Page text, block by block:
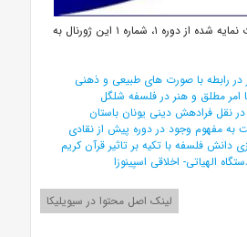
لیست و عناوین مقالات نمایه شده از دوره ۱، شماره ۱ این ژورنال به
رابطه با صورت های طبیعی و ذهنی
امر مطلق و هنر در فلسفه شلگل
نقل فرادهش دینی یونان باستان
به مفهوم وجود در دوره پیش از نقادی
دانش فلسفه با تکیه بر تاثیر قرآن کریم
الهیاتی- اخلاقی اسپینوزا
لینک اصل محتوا در سیویلیکا